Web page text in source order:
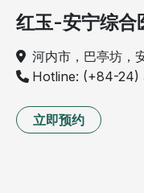
红玉-安宁综合
河内市，巴亭坊，
Hotline: (+84-24)
立即预约